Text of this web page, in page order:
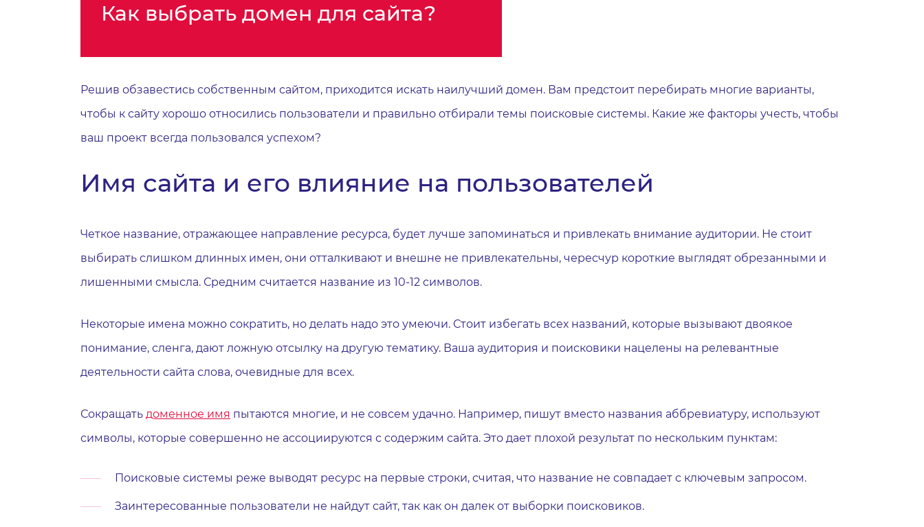
Как выбрать домен для сайта?
Решив обзавестись собственным сайтом, приходится искать наилучший домен. Вам предстоит перебирать многие варианты,
чтобы к сайту хорошо относились пользователи и правильно отбирали темы поисковые системы. Какие же факторы учесть, чтобы
ваш проект всегда пользовался успехом?
Имя сайта и его влияние на пользователей
Четкое название, отражающее направление ресурса, будет лучше запоминаться и привлекать внимание аудитории. Не стоит
выбирать слишком длинных имен, они отталкивают и внешне не привлекательны, чересчур короткие выглядят обрезанными и
лишенными смысла. Средним считается название из 10-12 символов.
Некоторые имена можно сократить, но делать надо это умеючи. Стоит избегать всех названий, которые вызывают двоякое
понимание, сленга, дают ложную отсылку на другую тематику. Ваша аудитория и поисковики нацелены на релевантные
деятельности сайта слова, очевидные для всех.
Сокращать доменное имя пытаются многие, и не совсем удачно. Например, пишут вместо названия аббревиатуру, используют
символы, которые совершенно не ассоциируются с содержим сайта. Это дает плохой результат по нескольким пунктам:
Поисковые системы реже выводят ресурс на первые строки, считая, что название не совпадает с ключевым запросом.
Заинтересованные пользователи не найдут сайт, так как он далек от выборки поисковиков.